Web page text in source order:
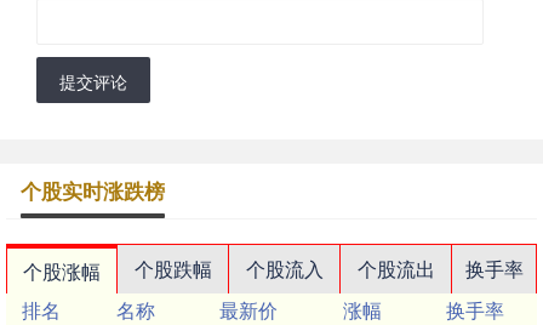
提交评论
个股实时涨跌榜
个股涨幅 个股跌幅 个股流入 个股流出
换手率
排名
名称 最新价 涨幅
换手率